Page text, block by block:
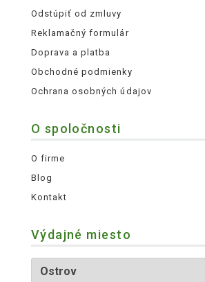
Odstúpiť od zmluvy
Reklamačný formulár
Doprava a platba
Obchodné podmienky
Ochrana osobných údajov
O spoločnosti
O firme
Blog
Kontakt
Výdajné miesto